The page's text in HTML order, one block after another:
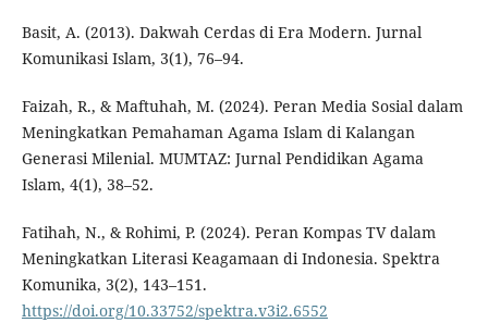
Basit, A. (2013). Dakwah Cerdas di Era Modern. Jurnal
Komunikasi Islam, 3(1), 76–94.
Faizah, R., & Maftuhah, M. (2024). Peran Media Sosial dalam
Meningkatkan Pemahaman Agama Islam di Kalangan
Generasi Milenial. MUMTAZ: Jurnal Pendidikan Agama
Islam, 4(1), 38–52.
Fatihah, N., & Rohimi, P. (2024). Peran Kompas TV dalam
Meningkatkan Literasi Keagamaan di Indonesia. Spektra
Komunika, 3(2), 143–151.
https://doi.org/10.33752/spektra.v3i2.6552